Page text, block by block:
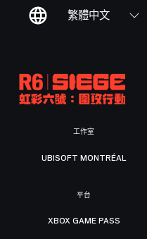
繁體中文
工作室
UBISOFT MONTRÉAL
平台
XBOX GAME PASS